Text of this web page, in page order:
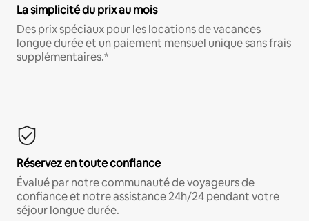
La simplicité du prix au mois
Des prix spéciaux pour les locations de vacances
longue durée et un paiement mensuel unique sans frais
supplémentaires.*
Réservez en toute confiance
Évalué par notre communauté de voyageurs de
confiance et notre assistance 24h/24 pendant votre
séjour longue durée.